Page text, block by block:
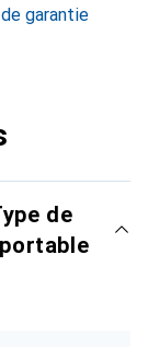
garantie
de